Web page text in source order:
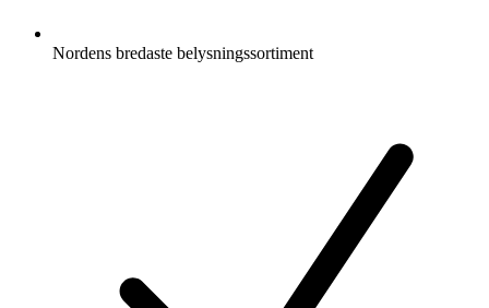
Nordens bredaste belysningssortiment